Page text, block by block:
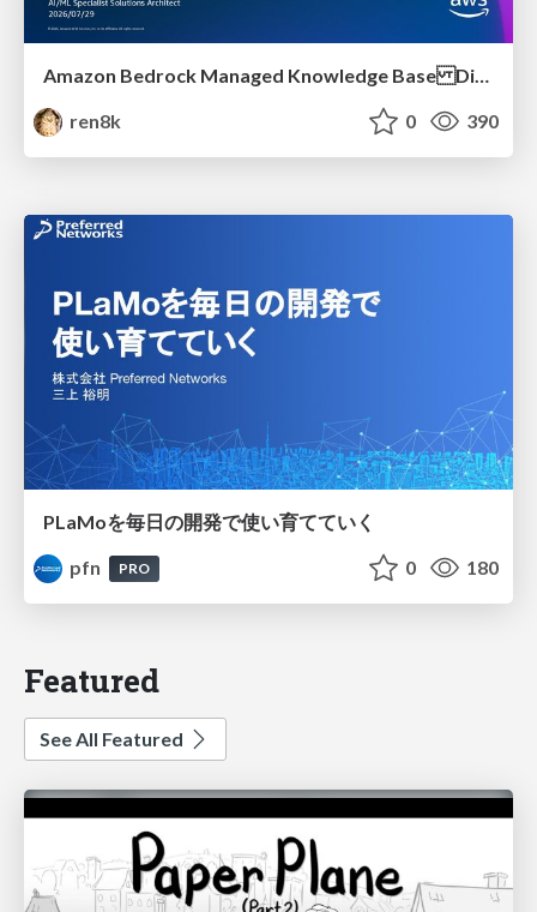
ren8k
0 390
PLaMoを毎日の開発で使い育てていく
pfn
PRO 0 180
Featured
See All Featured